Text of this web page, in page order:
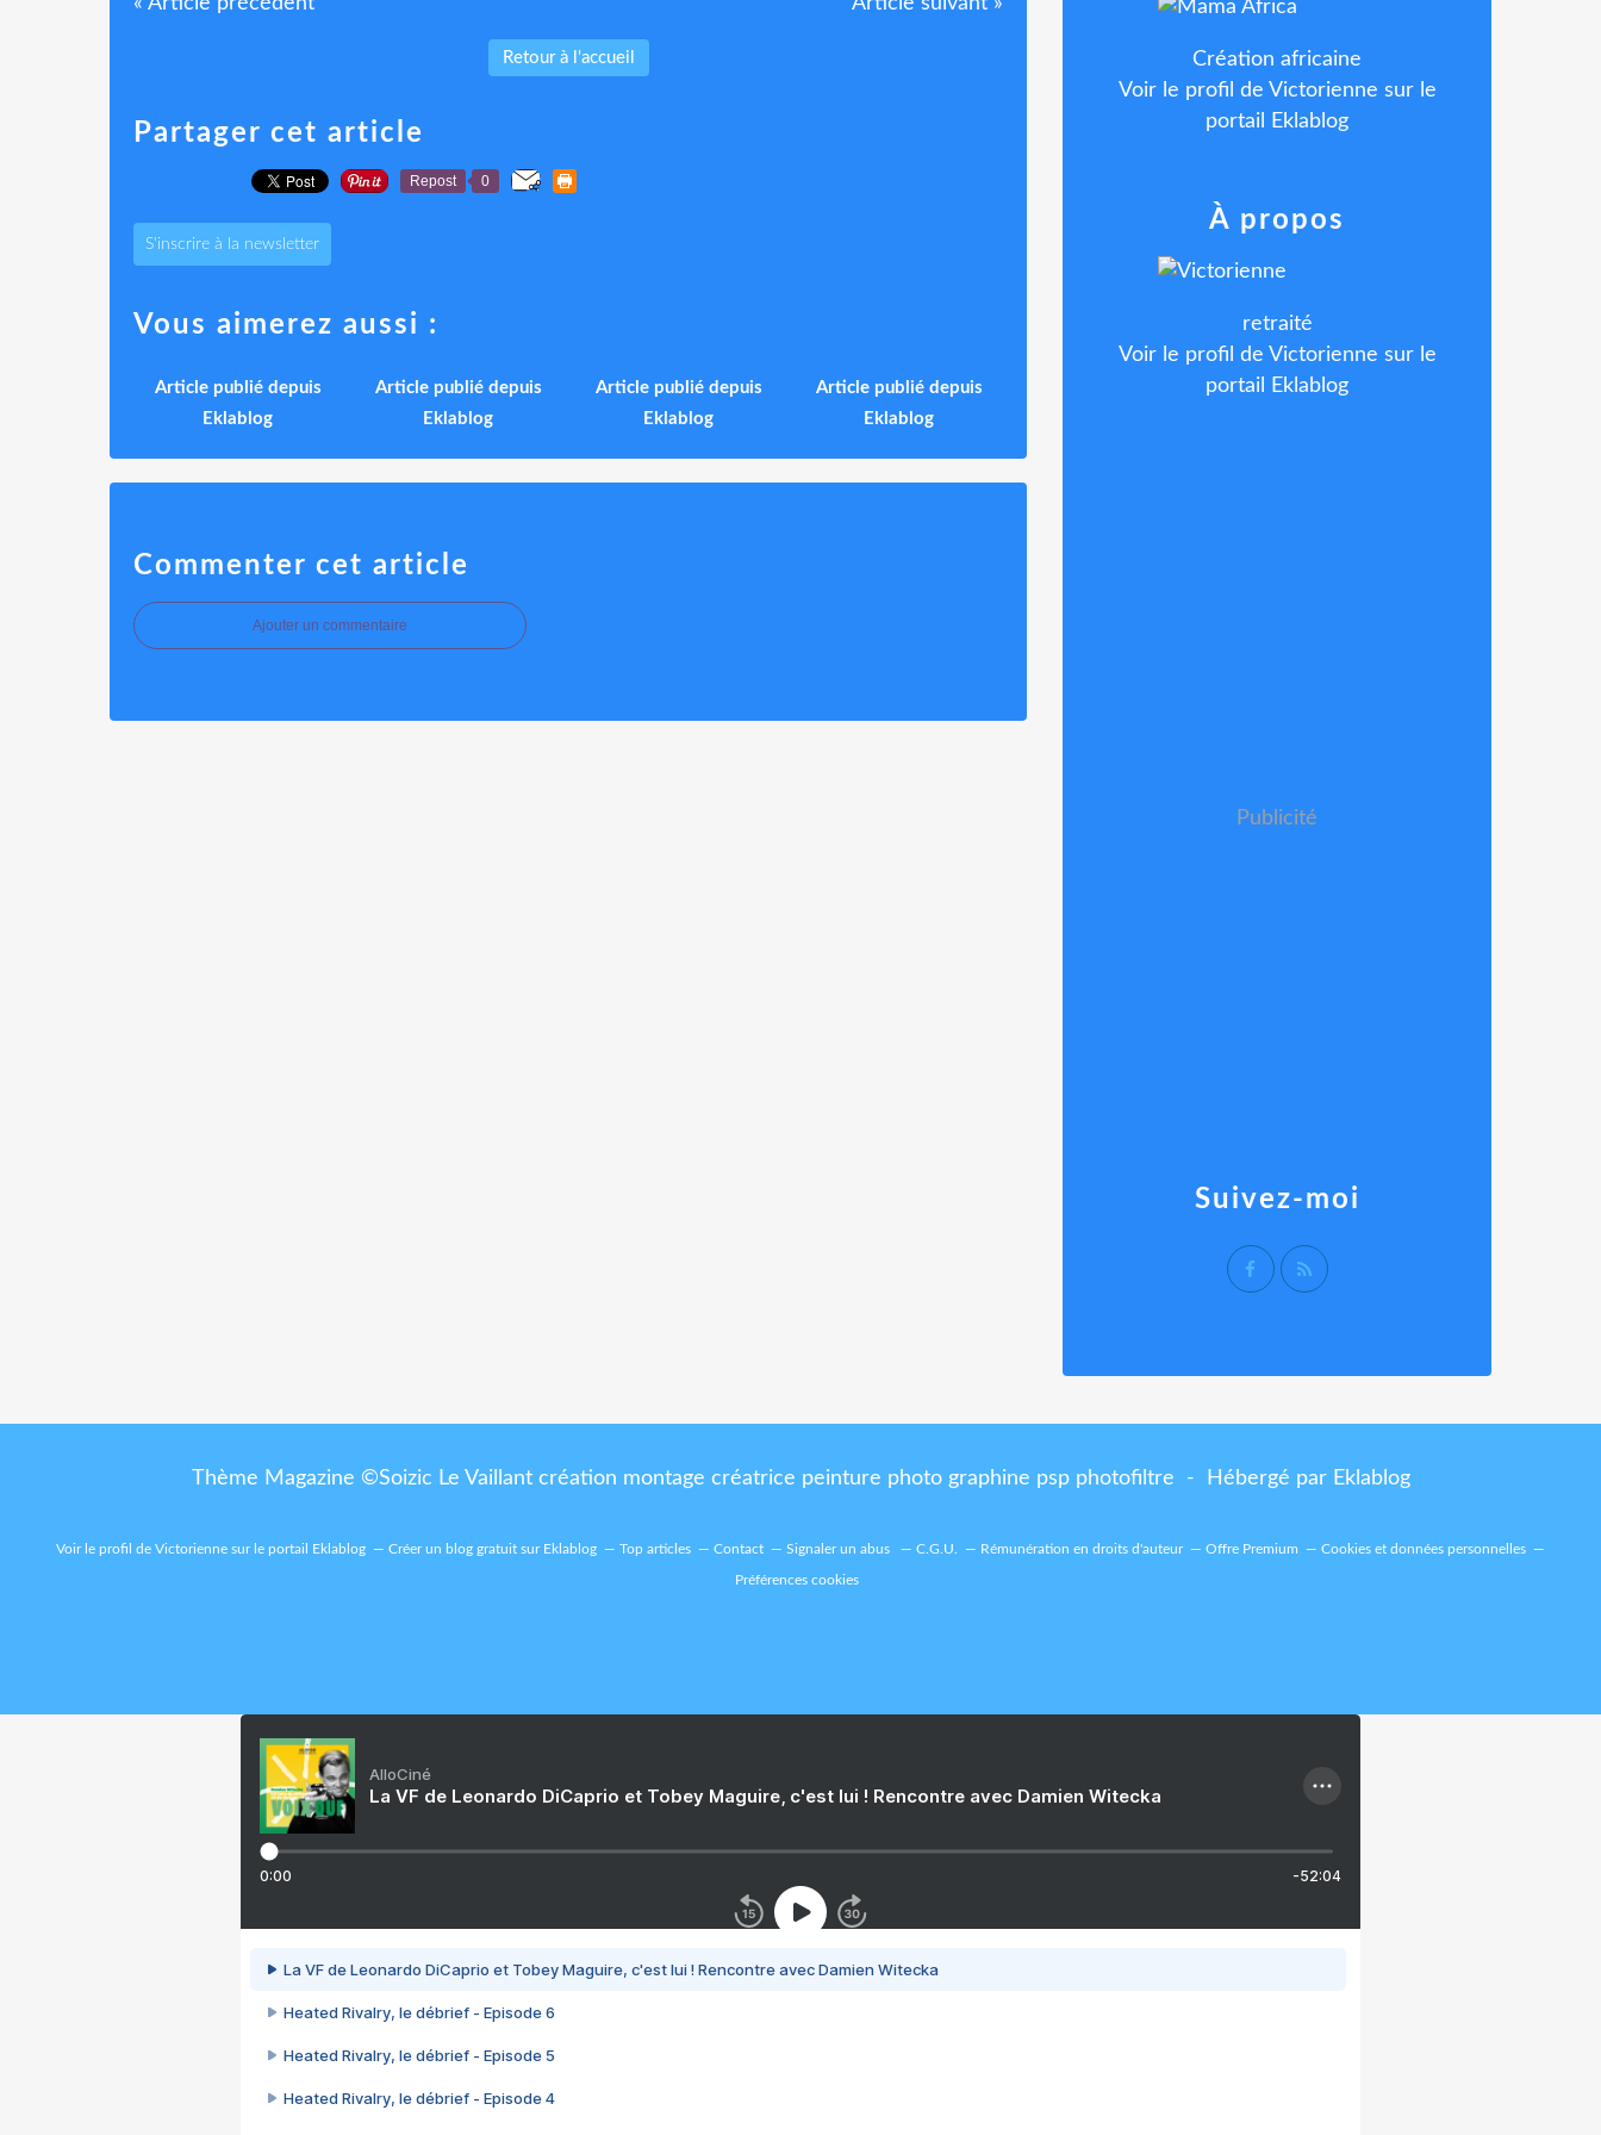
Retour à l'accueil
Partager cet article
Repost 0
S'inscrire à la newsletter
Vous aimerez aussi :
Article publié depuis
Eklablog
Article publié depuis
Eklablog
Article publié depuis
Eklablog
Article publié depuis
Eklablog
Commenter cet article
Ajouter un commentaire
Création africaine
Voir le profil de Victorienne sur le
portail Eklablog
Suivez-moi
À propos
retraité
Voir le profil de Victorienne sur le
portail Eklablog
Publicité
Thème Magazine ©Soizic Le Vaillant création montage créatrice peinture photo graphine psp photofiltre - Hébergé par Eklablog
Voir le profil de Victorienne sur le portail Eklablog Créer un blog gratuit sur Eklablog Top articles Contact Signaler un abus C.G.U. Rémunération en droits d'auteur Offre Premium Cookies et données personnelles
Préférences cookies
AlloCiné
La VF de Leonardo DiCaprio et Tobey Maguire, c'est lui ! Rencontre avec Damien Witecka
0:00 -52:04
La VF de Leonardo DiCaprio et Tobey Maguire, c'est lui ! Rencontre avec Damien Witecka
Heated Rivalry, le débrief - Episode 6
Heated Rivalry, le débrief - Episode 5
Heated Rivalry, le débrief - Episode 4